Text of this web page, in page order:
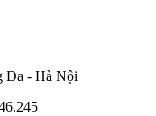
Đa - Hà Nội